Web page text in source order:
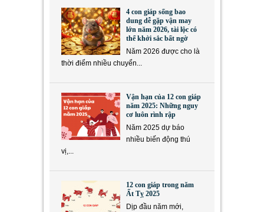
4 con giáp sống bao
dung dễ gặp vận may
lớn năm 2026, tài lộc có
thể khởi sắc bất ngờ
Năm 2026 được cho là
thời điểm nhiều chuyển...
Vận hạn của 12 con giáp
năm 2025: Những nguy
cơ luôn rình rập
Năm 2025 dự báo
nhiều biến động thú
vị,...
12 con giáp trong năm
Ất Tỵ 2025
Dịp đầu năm mới,